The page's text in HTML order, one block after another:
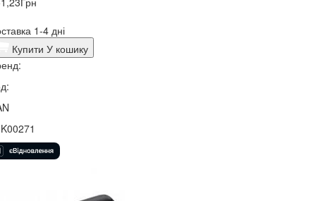
1-4 дні
Купити У кошику